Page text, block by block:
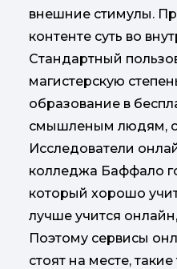
внешние стимулы.
контенте суть во
Стандартный
магистерскую
образование в
смышленым людям,
Исследователи
колледжа Баффало
который хорошо
лучше учится
Поэтому сервисы
стоят на месте,